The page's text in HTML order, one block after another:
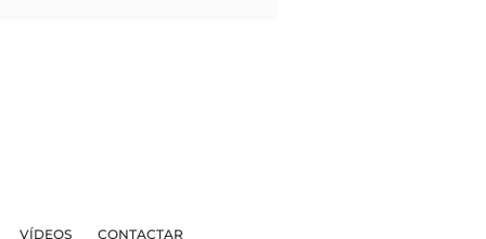
VÍDEOS CONTACTAR